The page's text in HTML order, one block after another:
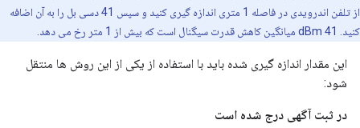
از تلفن اندرویدی در فاصله 1 متری اندازه گیری کنید و سپس 41 دسی بل را به آن اضافه
کنید. 41 dBm میانگین کاهش قدرت سیگنال است که بیش از 1 متر رخ می دهد.
این مقدار اندازه گیری شده باید با استفاده از یکی از این روش ها منتقل
شود:
در ثبت آگهی درج شده است